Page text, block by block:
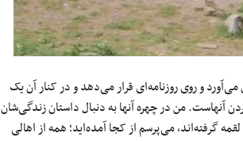
و روی روزنامه‌ای قرار می‌دهد و در کنار آن یک
آنهاست. من در چهره آنها به دنبال داستان زندگی‌شان
گرفته‌اند، می‌پرسم از کجا آمده‌اید؛ همه از اهالی